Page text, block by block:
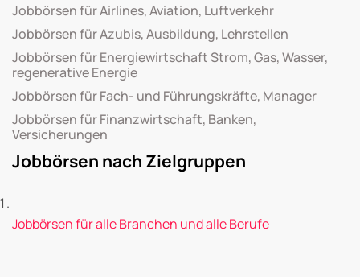
Jobbörsen für Airlines, Aviation, Luftverkehr
Jobbörsen für Azubis, Ausbildung, Lehrstellen
Jobbörsen für Energiewirtschaft Strom, Gas, Wasser,
regenerative Energie
Jobbörsen für Fach- und Führungskräfte, Manager
Jobbörsen für Finanzwirtschaft, Banken,
Versicherungen
Jobbörsen nach Zielgruppen
Jobbörsen für alle Branchen und alle Berufe